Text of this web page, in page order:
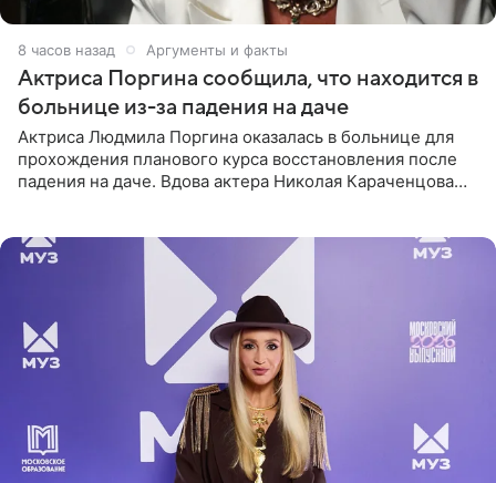
8 часов назад Аргументы и факты
Актриса Поргина сообщила, что находится в
больнице из-за падения на даче
Актриса Людмила Поргина оказалась в больнице для
прохождения планового курса восстановления после
падения на даче. Вдова актера Николая Караченцова